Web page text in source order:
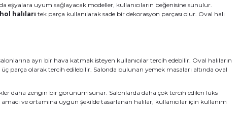
uyum sağlayacak modeller, kullanıcıların beğenisine sunulur.
halıları tek parça kullanılarak sade bir dekorasyon parçası olur. Oval halı
ayrı bir hava katmak isteyen kullanıcılar tercih edebilir. Oval halıların
parça olarak tercih edilebilir. Salonda bulunan yemek masaları altında oval
daha zengin bir görünüm sunar. Salonlarda daha çok tercih edilen lüks
ve ortamına uygun şekilde tasarlanan halılar, kullanıcılar için kullanım